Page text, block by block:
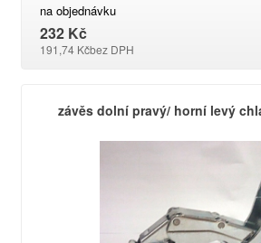
na objednávku
232 Kč
191,74 Kčbez DPH
závěs dolní pravý/ horní levý